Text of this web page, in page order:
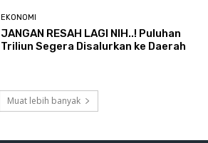
EKONOMI
JANGAN RESAH LAGI NIH..! Puluhan
Triliun Segera Disalurkan ke Daerah
Muat lebih banyak